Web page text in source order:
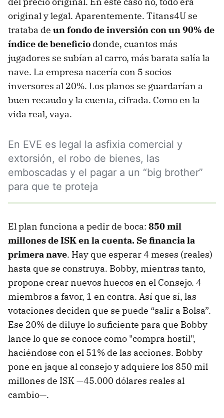
original y legal. Aparentemente. Titans4U se
trataba de un fondo de inversión con un 90% de
índice de beneficio donde, cuantos más
jugadores se subían al carro, más barata salía la
nave. La empresa nacería con 5 socios
inversores al 20%. Los planos se guardarían a
buen recaudo y la cuenta, cifrada. Como en la
vida real, vaya.
En EVE es legal la asfixia comercial y
extorsión, el robo de bienes, las
emboscadas y el pagar a un “big brother”
para que te proteja
El plan funciona a pedir de boca: 850 mil
millones de ISK en la cuenta. Se financia la
primera nave. Hay que esperar 4 meses (reales)
hasta que se construya. Bobby, mientras tanto,
propone crear nuevos huecos en el Consejo. 4
miembros a favor, 1 en contra. Así que sí, las
votaciones deciden que se puede “salir a Bolsa”.
Ese 20% de diluye lo suficiente para que Bobby
lance lo que se conoce como "compra hostil",
haciéndose con el 51% de las acciones. Bobby
pone en jaque al consejo y adquiere los 850 mil
millones de ISK —45.000 dólares reales al
cambio—.